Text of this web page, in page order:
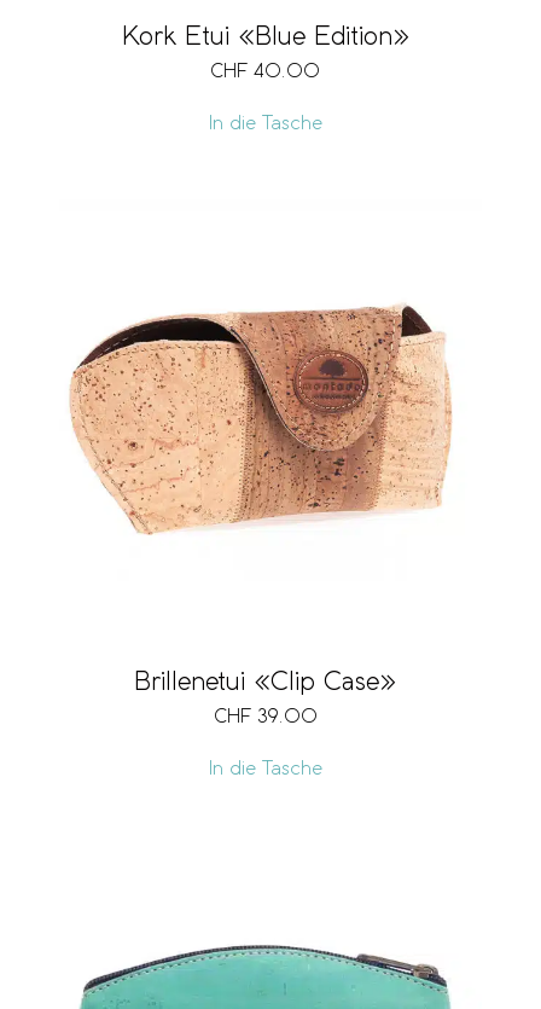
Kork Etui «Blue Edition»
CHF 40.00
In die Tasche
Brillenetui «Clip Case»
CHF 39.00
In die Tasche